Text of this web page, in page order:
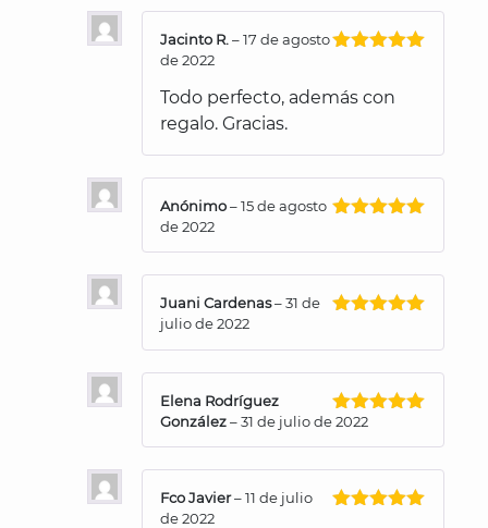
Jacinto R. –17 de agosto
de 2022
Todo perfecto, además con
regalo. Gracias.
con5de 5
Anónimo–15 de agosto
de 2022
con5de 5
Juani Cardenas–31 de
julio de 2022
Valorado
con5de 5
Elena Rodríguez
González–31 de julio de 2022
Fco Javier–11 de julio
de 2022